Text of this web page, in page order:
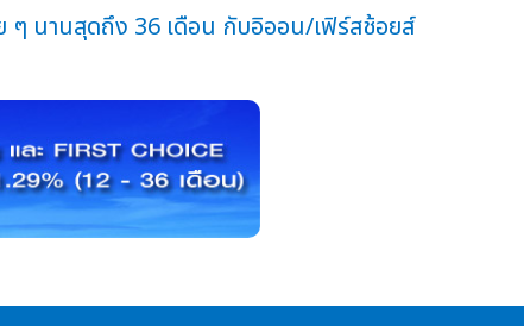
ๆ นานสุดถึง 36 เดือน กับอิออน/เฟิร์สช้อยส์